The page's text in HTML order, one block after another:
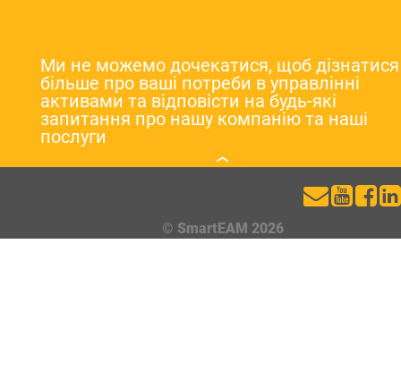
Ми не можемо дочекатися, щоб дізнатися
більше про ваші потреби в управлінні
активами та відповісти на будь-які
запитання про нашу компанію та наші
послуги
© SmartEAM 2026